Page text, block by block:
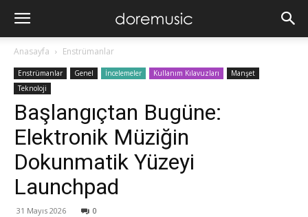
Anasayfa Enstrümanlar
Enstrümanlar Genel İncelemeler Kullanım Kılavuzları
Manşet
Teknoloji
Başlangıçtan Bugüne:
Elektronik Müziğin
Dokunmatik Yüzeyi
Launchpad
31 Mayıs 2026 0